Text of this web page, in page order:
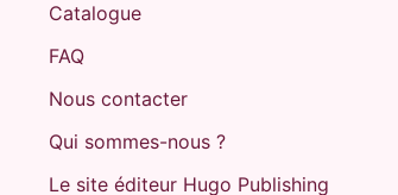
Catalogue
FAQ
Nous contacter
Qui sommes-nous ?
Le site éditeur Hugo Publishing